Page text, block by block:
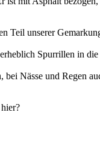
Teil unserer
Spurrillen in
bei Nässe und Regen